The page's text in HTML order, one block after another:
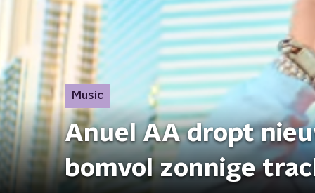
Music
Anuel AA dropt
bomvol zonnige